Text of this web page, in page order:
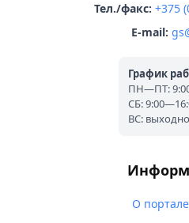
Тел./факс: +375
E-mail:
График
ПН—ПТ:
СБ:
ВС:
О портале